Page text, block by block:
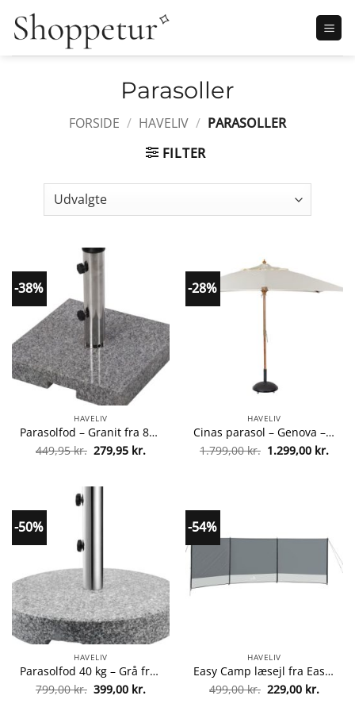
Fortsæt
Parasoller
FORSIDE / HAVELIV / PARASOLLER
FILTER
-38%
HAVELIV
Parasolfod – Granit fra 8719202892048
449,95kr. Den
oprindelige
449,95 kr..
279,95 kr.Den
aktuelle
-28%
HAVELIV
Cinas parasol – Genova – Natur/creme fra Cinas 5703332018389
1.799,00kr. Den
oprindelige
1.299,00 kr.Den
-50%
HAVELIV
Parasolfod 40 kg – Grå fra 5701390421530
799,00kr. Den
oprindelige
399,00 kr.Den
aktuelle
-54%
HAVELIV
Easy Camp læsejl fra Easy Camp 5709388086587
499,00kr. Den
oprindelige
229,00 kr.Den